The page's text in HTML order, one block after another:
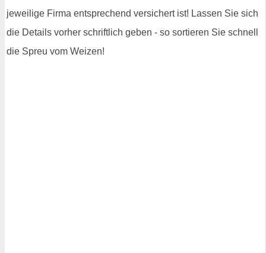
jeweilige Firma entsprechend versichert ist! Lassen Sie sich
die Details vorher schriftlich geben - so sortieren Sie schnell
die Spreu vom Weizen!